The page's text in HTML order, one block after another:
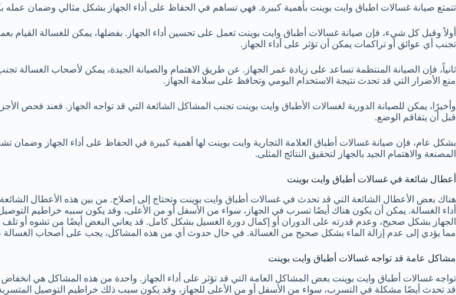
تتمتع صيانة غسالات اطباق وايت بوينت بأهمية كبيرة. فهي تساهم في الحفاظ على أداء الجهاز بشكل مثالي وضمان عمله
أولاً وقبل كل شيء، فإن صيانة غسالات أطباق وايت بوينت تعمل على تحسين أداء الجهاز. بفضلها، يمكن للغسالة القيام
تجنب أي عوائق أو تراكمات يمكن أن تؤثر على أداء الجهاز.
ثانياً، فإن الصيانة المنتظمة تساعد على زيادة عمر الجهاز. عن طريق الاهتمام والصيانة الجيدة، يمكن لأصحاب الغسالة
منع الأضرار التي قد تحدث نتيجة الاستخدام اليومي وتحافظ على سلامة الجهاز.
وأخيرًا، يمكن للصيانة الدورية لغسالات الأطباق وايت بوينت تجنب المشاكل الشائعة التي قد تواجه الجهاز. فعند فحص
قبل أن يتفاقم الوضع.
بشكل عام، فإن صيانة غسالات أطباق العلامة التجارية وايت بوينت لها أهمية كبيرة في الحفاظ على أداء الجهاز وضمان
المصنعة والاهتمام الجيد بالجهاز لتحقيق النتائج المثلى.
أعطال شائعة في غسالات أطباق وايت بوينت
هناك بعض الأعطال الشائعة التي قد تحدث في غسالات أطباق وايت بوينت وتحتاج إلى إصلاح. من بين هذه الأعطال
أداء الغسالة. يمكن أن يكون هناك أيضًا تسرب في الجهاز، سواء من الأسفل أو من الأعلى، وقد يكون سببه خراطيم
الجهاز بشكل صحيح، وعدم قدرته على الدوران أو إكمال دورة الغسيل بشكل كامل. قد يعاني البعض أيضًا من تشوه أو
مما يؤدي إلى عدم إزالة الماء بشكل صحيح من الغسالة. في حال حدوث أي من هذه المشاكل، يجب على أصحاب
مشاكل عامة قد تواجه غسالات أطباق وايت بوينت
تواجه غسالات أطباق وايت بوينت بعض المشاكل العامة التي قد تؤثر على أداء الجهاز. واحدة من هذه المشاكل هي
قد تحدث أيضًا مشكلة في التسرب، سواء من الأسفل أو من الأعلى للجهاز، وقد يكون سبب ذلك خراطيم التوصيل المتسربة